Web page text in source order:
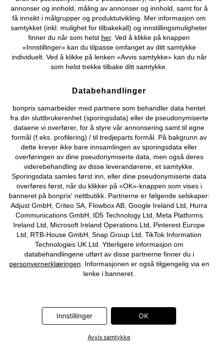
Padded-BH med bøyle og
økologisk bomull (2-pack)
189 kr 289 kr -34%
Minimizer-BH med raffinert
blonde
169 kr189 kr -10%
SALG
Shape-underkjole, middels
formende
179 kr
299 kr
SALG
Truse i mønstret mesh og med
høy midje
89 kr
annonser og innhold, måling av annonser og innhold, samt for å
få innsikt i målgrupper og produktutvikling. Mer informasjon om
samtykket (inkl. mulighet for tilbakekall) og innstillingsmuligheter
finner du når som helst her. Ved å klikke på knappen
«Innstillinger» kan du tilpasse omfanget av ditt samtykke
individuelt. Ved å klikke på lenken «Avvis samtykke» kan du når
som helst trekke tilbake ditt samtykke.
Databehandlinger
bonprix samarbeider med partnere som behandler data hentet
fra din sluttbrukerenhet (sporingsdata) eller de pseudonymiserte
dataene vi overfører, for å styre vår annonsering samt til egne
formål (f.eks. profilering) / til tredjeparts formål. På bakgrunn av
dette krever ikke bare innsamlingen av sporingsdata eller
overføringen av dine pseudonymiserte data, men også deres
viderebehandling av disse leverandørene, et samtykke.
Sporingsdata samles først inn, eller dine pseudonymiserte data
overføres først, når du klikker på «OK»-knappen som vises i
banneret på bonprix' nettbutikk. Partnerne er følgende selskaper:
Adjust GmbH, Criteo SA, Flowbox AB, Google Ireland Ltd, Hurra
Communications GmbH, ID5 Technology Ltd, Meta Platforms
Ireland Ltd, Microsoft Ireland Operations Ltd, Pinterest Europe
Ltd, RTB-House GmbH, Snap Group Ltd, TikTok Information
Technologies UK Ltd. Ytterligere informasjon om
databehandlingene utført av disse partnerne finner du i
personvernerklæringen . Informasjonen er også tilgjengelig via en
lenke i banneret.
Innstillinger OK
Avvis samtykke